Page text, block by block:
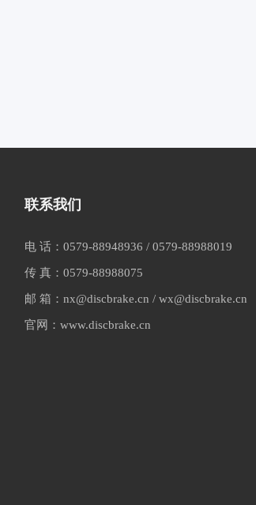
联系我们
电 话：0579-88948936 /0579-88988019
传 真：0579-88988075
邮 箱：nx@discbrake.cn /wx@discbrake.cn
官网：www.discbrake.cn